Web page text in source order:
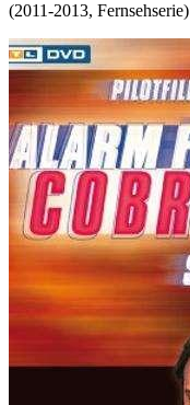
(2011-2013, Fernsehserie)